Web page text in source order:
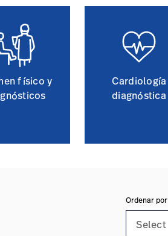
físico y
Cardiología
diagnóstica
Ordenar por